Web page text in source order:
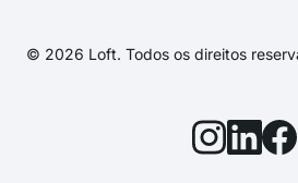
© 2026 Loft. Todos os direitos